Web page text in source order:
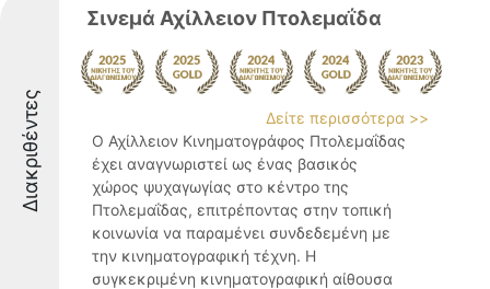
Διακριθέντες
Σινεμά Αχίλλειον Πτολεμαΐδα
Δείτε περισσότερα >>
Ο Αχίλλειον Κινηματογράφος Πτολεμαΐδας
έχει αναγνωριστεί ως ένας βασικός
χώρος ψυχαγωγίας στο κέντρο της
Πτολεμαΐδας, επιτρέποντας στην τοπική
κοινωνία να παραμένει συνδεδεμένη με
την κινηματογραφική τέχνη. Η
συγκεκριμένη κινηματογραφική αίθουσα